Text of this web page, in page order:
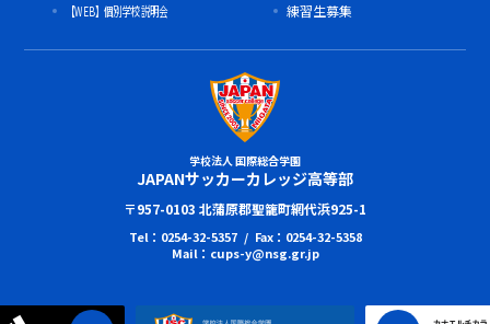
【WEB】個別学校説明会
練習生募集
学校法人 国際総合学園
JAPANサッカーカレッジ高等部
〒957-0103 北蒲原郡聖籠町網代浜925-1
Tel：0254-32-5357 / Fax：0254-32-5358
Mail：cups-y@nsg.gr.jp